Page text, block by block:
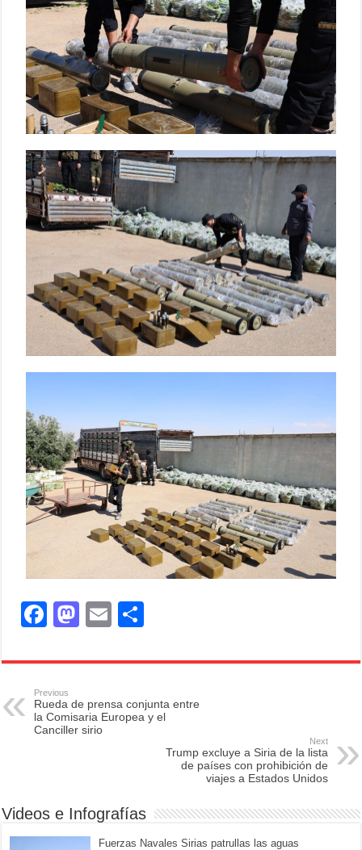
F
c
e
b
o
M
st
d
o
E
ail ar
Previous
Rueda de prensa conjunta entre
la Comisaria Europea y el
Canciller sirio
Next
Trump excluye a Siria de la lista
de países con prohibición de
viajes a Estados Unidos
Videos e Infografías
Fuerzas Navales Sirias patrullas las aguas